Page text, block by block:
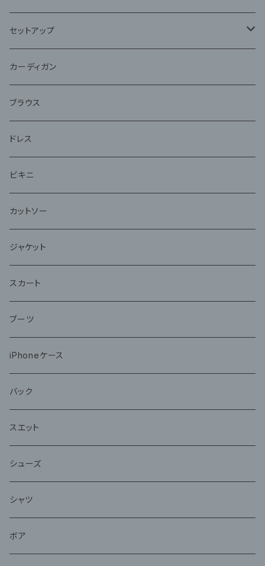
セットアップ
ジャケット
アンサンブル
カーディガン
ブラウス
ドレス
ビキニ
カットソー
ジャケット
スカート
ブーツ
iPhoneケース
バック
スエット
シューズ
シャツ
ボア